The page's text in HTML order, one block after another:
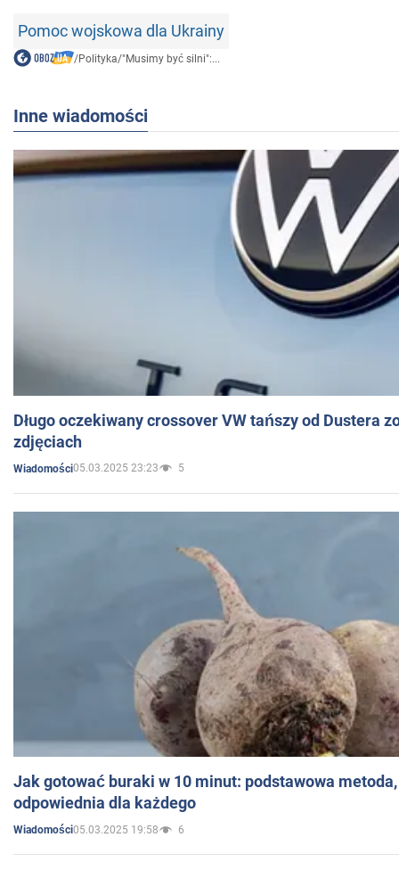
Pomoc wojskowa dla Ukrainy
/Polityka/"Musimy być silni":...
Inne wiadomości
Długo oczekiwany crossover VW tańszy od Dustera
zdjęciach
Wiadomości05.03.2025 23:23 5
Jak gotować buraki w 10 minut: podstawowa
odpowiednia dla każdego
Wiadomości05.03.2025 19:58 6